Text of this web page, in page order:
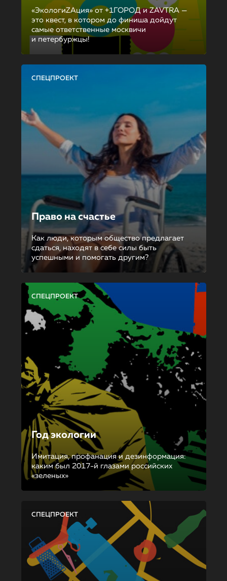
«ЭкологиZAция» от +1ГОРОД и ZAVTRA —
это квест, в котором до финиша дойдут
самые ответственные москвичи
и петербуржцы!
СПЕЦПРОЕКТ
Право на счастье
Как люди, которым общество предлагает
сдаться, находят в себе силы быть
успешными и помогать другим?
СПЕЦПРОЕКТ
Год экологии
Имитация, профанация и дезинформация:
каким был 2017-й глазами российских
«зеленых»
СПЕЦПРОЕКТ